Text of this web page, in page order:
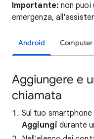
Importante: non puoi
emergenza,
Android Computer
Aggiungere e
chiamata
Sul tuo
Aggiungi durante